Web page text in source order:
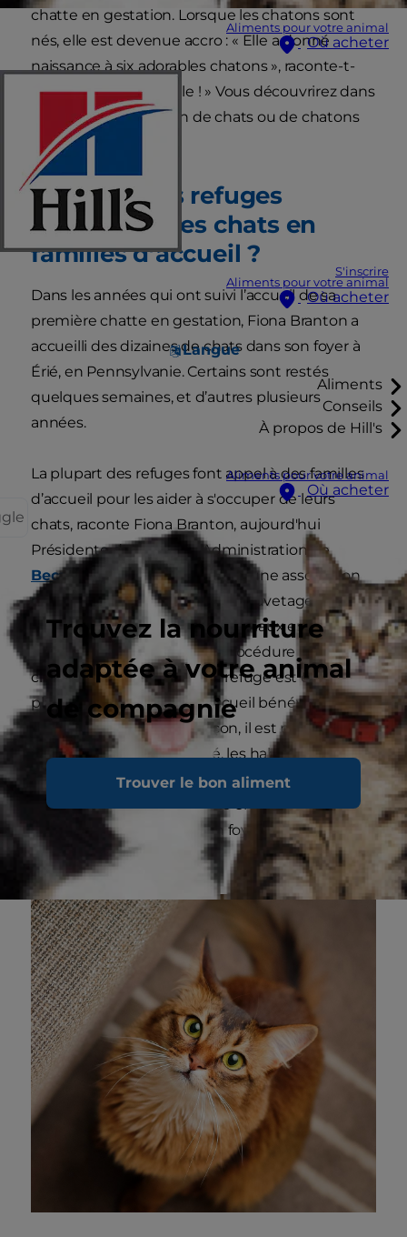
Aliments pour votre animal
Où acheter
S'inscrire
Aliments pour votre animal
Où acheter
Langue
Aliments
Conseils
À propos de Hill's
Aliments pour votre animal
Où acheter
Trouvez la nourriture
adaptée à votre animal
de compagnie
Trouver le bon aliment
chatte en gestation. Lorsque les chatons sont
nés, elle est devenue accro : « Elle a donné
naissance à six adorables chatons », raconte-t-
elle. « C’était incroyable ! » Vous découvrirez dans
cet article si l'adoption de chats ou de chatons
est faite pour vous.
Pourquoi les refuges
placent-ils des chats en
familles d’accueil ?
Dans les années qui ont suivi l’accueil de sa
première chatte en gestation, Fiona Branton a
accueilli des dizaines de chats dans son foyer à
Érié, en Pennsylvanie. Certains sont restés
quelques semaines, et d’autres plusieurs
années.
La plupart des refuges font appel à des familles
d’accueil pour les aider à s'occuper de leurs
chats, raconte Fiona Branton, aujourd'hui
Présidente du Conseil d’Administration de
Because You Care, Inc. (BYC)
, une association
née à Érié qui se consacre au sauvetage, aux
soins et au placement des animaux errants et
abandonnés. BYC suit une procédure unique :
chaque chat recueilli par le refuge est d'abord
placé dans une famille d’accueil bénévole avant
d’être adopté. De cette façon, il est plus facile de
déterminer la personnalité, les habitudes et
l'état de santé des chats. Le personnel de
l'association BYC est ensuite en mesure de
placer les animaux dans un foyer adapté à leurs
besoins.